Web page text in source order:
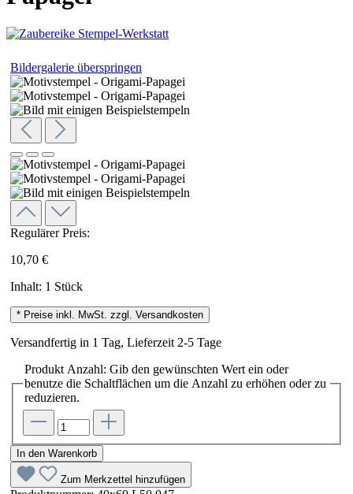
Bildergalerie überspringen
Regulärer Preis:
10,70 €
Inhalt: 1 Stück
* Preise inkl. MwSt. zzgl. Versandkosten
Versandfertig in 1 Tag, Lieferzeit 2-5 Tage
Produkt Anzahl: Gib den gewünschten Wert ein oder
benutze die Schaltflächen um die Anzahl zu erhöhen oder zu
reduzieren.
In den Warenkorb
Zum Merkzettel hinzufügen